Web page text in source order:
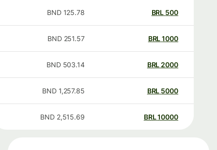
500
BRL
125.78
BND
1000
BRL
251.57
BND
2000
BRL
503.14
BND
5000
BRL
1,257.85
BND
10000
BRL
2,515.69
BND